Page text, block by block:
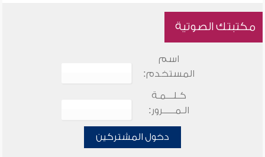
مكتبتك الصوتية
اسم
المستخدم:
كـلـــمـة
الـمـــــرور:
دخول المشتركين